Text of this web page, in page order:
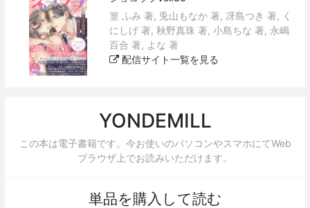
篁 ふみ 著, 兎山もなか 著, 冴島つき 著, く
にしげ 著, 秋野真珠 著, 小島ちな 著, 永嶋
百合 著, よな 著
配信サイト一覧を見る
YONDEMILL
この本は電子書籍です。今お使いのパソコンやスマホにてWeb
ブラウザ上でお読みいただけます。
単品を購入して読む